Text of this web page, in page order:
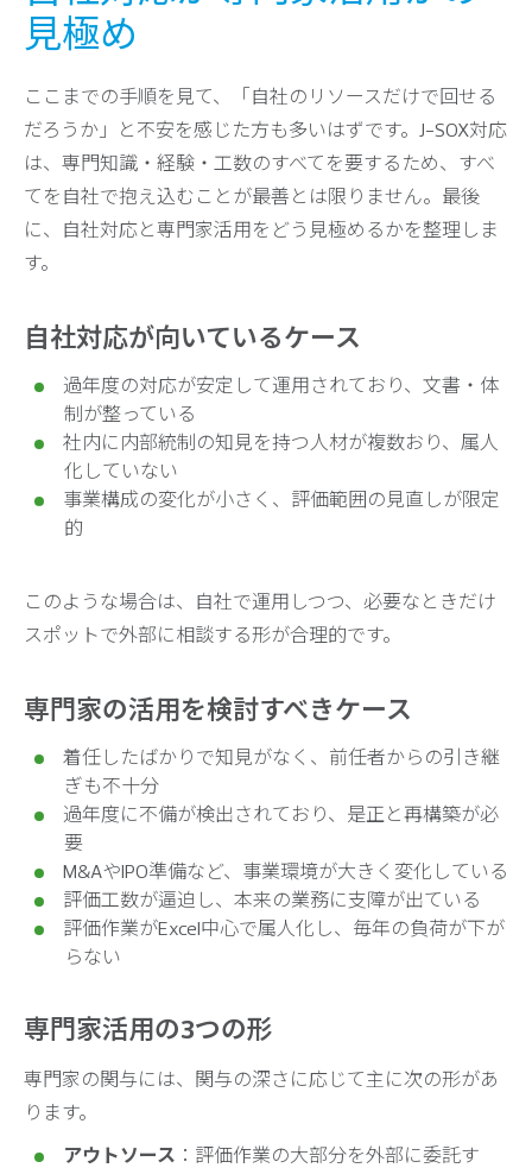
見極め
ここまでの手順を見て、「自社のリソースだけで回せる
だろうか」と不安を感じた方も多いはずです。J-SOX対応
は、専門知識・経験・工数のすべてを要するため、すべ
てを自社で抱え込むことが最善とは限りません。最後
に、自社対応と専門家活用をどう見極めるかを整理しま
す。
自社対応が向いているケース
過年度の対応が安定して運用されており、文書・体
制が整っている
社内に内部統制の知見を持つ人材が複数おり、属人
化していない
事業構成の変化が小さく、評価範囲の見直しが限定
的
このような場合は、自社で運用しつつ、必要なときだけ
スポットで外部に相談する形が合理的です。
専門家の活用を検討すべきケース
着任したばかりで知見がなく、前任者からの引き継
ぎも不十分
過年度に不備が検出されており、是正と再構築が必
要
M&AやIPO準備など、事業環境が大きく変化している
評価工数が逼迫し、本来の業務に支障が出ている
評価作業がExcel中心で属人化し、毎年の負荷が下が
らない
専門家活用の3つの形
専門家の関与には、関与の深さに応じて主に次の形があ
ります。
アウトソース ：評価作業の大部分を外部に委託す